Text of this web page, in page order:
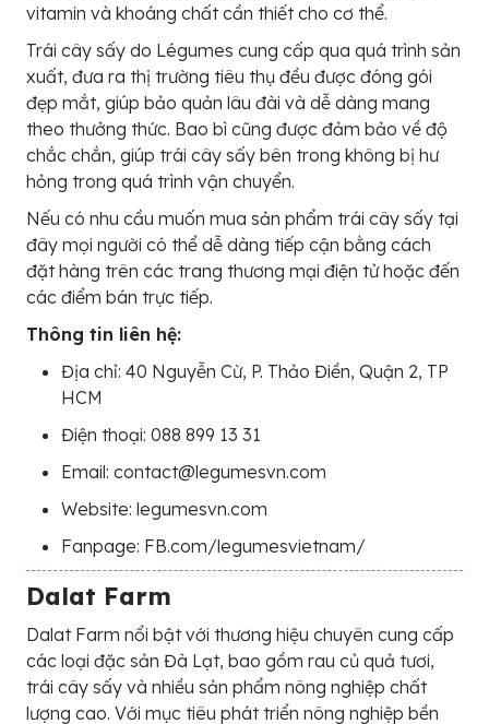
vitamin và khoáng chất cần thiết cho cơ thể.
Trái cây sấy do Légumes cung cấp qua quá trình sản
xuất, đưa ra thị trường tiêu thụ đều được đóng gói
đẹp mắt, giúp bảo quản lâu đài và dễ dàng mang
theo thưởng thức. Bao bì cũng được đảm bảo về độ
chắc chắn, giúp trái cây sấy bên trong không bị hư
hỏng trong quá trình vận chuyển.
Nếu có nhu cầu muốn mua sản phẩm trái cây sấy tại
đây mọi người có thể dễ dàng tiếp cận bằng cách
đặt hàng trên các trang thương mại điện tử hoặc đến
các điểm bán trực tiếp.
Thông tin liên hệ:
Địa chỉ: 40 Nguyễn Cừ, P. Thảo Điền, Quận 2, TP
HCM
Điện thoại: 088 899 13 31
Email: contact@legumesvn.com
Website: legumesvn.com
Fanpage: FB.com/legumesvietnam/
Dalat Farm
Dalat Farm nổi bật với thương hiệu chuyên cung cấp
các loại đặc sản Đà Lạt, bao gồm rau củ quả tươi,
trái cây sấy và nhiều sản phẩm nông nghiệp chất
lượng cao. Với mục tiêu phát triển nông nghiệp bền